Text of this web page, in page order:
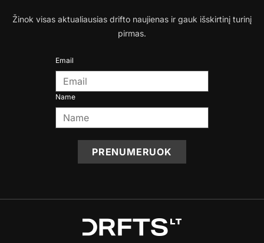
Žinok visas aktualiausias drifto naujienas ir gauk išskirtinį turinį
pirmas.
Email
Name
PRENUMERUOK